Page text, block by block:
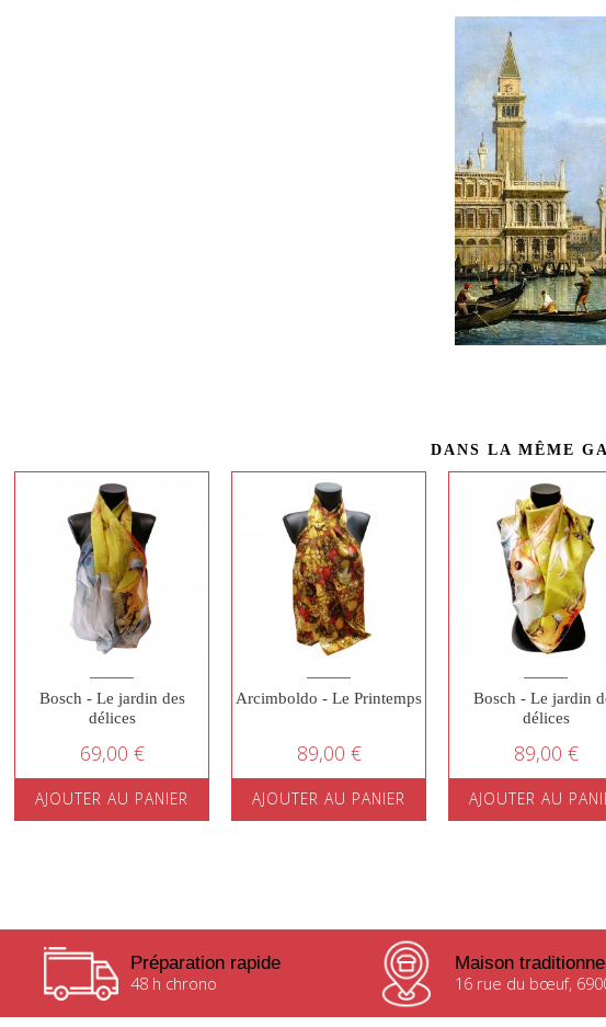
DANS LA MÊME
Bosch - Le jardin des
délices
69,00 €
AJOUTER AU PANIER
Arcimboldo - Le Printemps
89,00 €
AJOUTER AU PANIER
Bosch - Le jardin
délices
89,00 €
AJOUTER AU
Préparation rapide
48 h chrono
Maison
16 rue du bœuf,